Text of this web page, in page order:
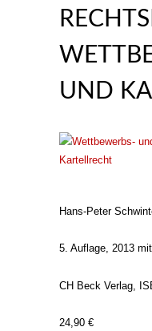
UND
Hans-Peter
5. Auflage, 2013
CH Beck Verlag,
24,90 €